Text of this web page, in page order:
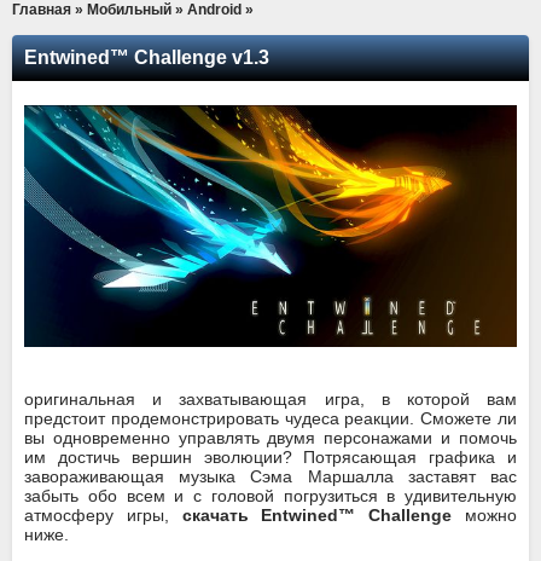
Главная » Мобильный » Android »
Entwined™ Challenge v1.3
оригинальная и захватывающая игра, в которой вам
предстоит продемонстрировать чудеса реакции. Сможете ли
вы одновременно управлять двумя персонажами и помочь
им достичь вершин эволюции? Потрясающая графика и
завораживающая музыка Сэма Маршалла заставят вас
забыть обо всем и с головой погрузиться в удивительную
атмосферу игры, скачать Entwined™ Challenge можно
ниже.